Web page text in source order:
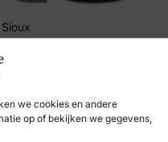
we cookies en andere
op of bekijken we gegevens,
Sioux